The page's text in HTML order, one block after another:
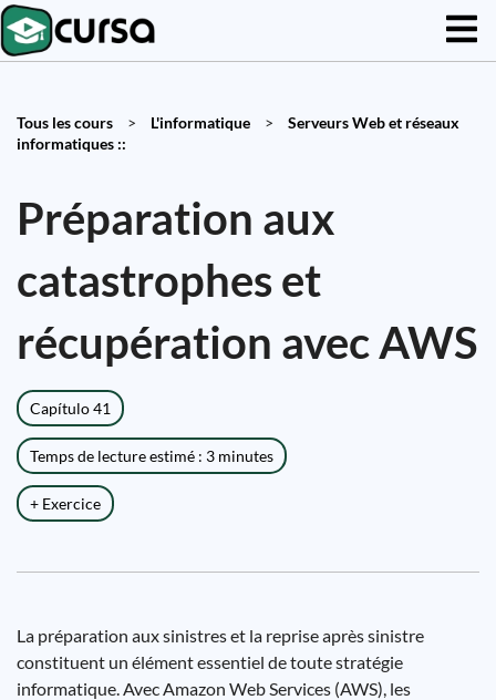
Tous les cours > L'informatique >
Serveurs Web et réseaux
informatiques ::
Préparation aux
catastrophes et
récupération avec AWS
Capítulo 41
Temps de lecture estimé : 3 minutes
+ Exercice
La préparation aux sinistres et la reprise après sinistre
constituent un élément essentiel de toute stratégie
informatique. Avec Amazon Web Services (AWS), les